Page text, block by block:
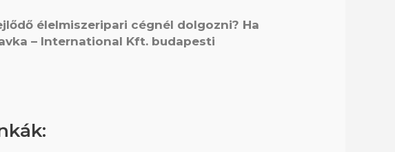
élelmiszeripari cégnél dolgozni? Ha
– International Kft. budapesti